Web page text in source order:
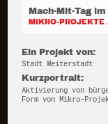
Mach-Mit-Tag
MIKRO-PROJEKTE
Ein Projekt von:
Stadt Weiterstadt
Kurzportrait:
Aktivierung von
Form von Mikro-